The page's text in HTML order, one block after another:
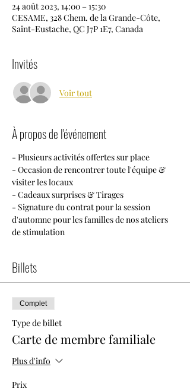
24 août 2023, 14:00 – 15:30
CESAME, 328 Chem. de la Grande-Côte,
Saint-Eustache, QC J7P 1E7, Canada
Invités
Voir tout
À propos de l'événement
- Plusieurs activités offertes sur place
- Occasion de rencontrer toute l'équipe &
visiter les locaux
- Cadeaux surprises & Tirages
- Signature du contrat pour la session
d'automne pour les familles de nos ateliers
de stimulation
Billets
Complet
Type de billet
Carte de membre familiale
Plus d'info
Prix